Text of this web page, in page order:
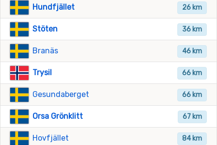
26 km
Hundfjället
36 km
Stöten
46 km
Branäs
66 km
Trysil
66 km
Gesundaberget
67 km
Orsa Grönklitt
84 km
Hovfjället